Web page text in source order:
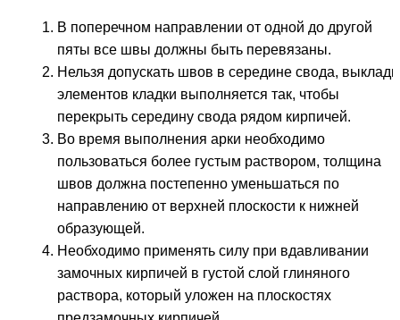
В поперечном направлении от одной до другой
пяты все швы должны быть перевязаны.
Нельзя допускать швов в середине свода,
элементов кладки выполняется так, чтобы
перекрыть середину свода рядом кирпичей.
Во время выполнения арки необходимо
пользоваться более густым раствором, толщина
швов должна постепенно уменьшаться по
направлению от верхней плоскости к нижней
образующей.
Необходимо применять силу при вдавливании
замочных кирпичей в густой слой глиняного
раствора, который уложен на плоскостях